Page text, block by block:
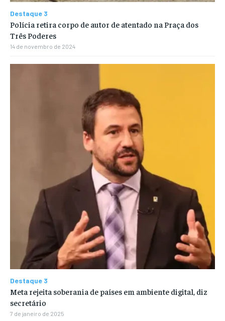
Destaque 3
Polícia retira corpo de autor de atentado na Praça dos
Três Poderes
14 de novembro de 2024
Destaque 3
Meta rejeita soberania de países em ambiente digital, diz
secretário
7 de janeiro de 2025